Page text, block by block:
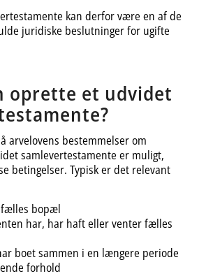
kan derfor være en af de
juridiske beslutninger for ugifte
oprette et udvidet
arvelovens bestemmelser om
samlevertestamente er muligt,
betingelser. Typisk er det relevant
fælles bopæl
har, har haft eller venter fælles
boet sammen i en længere periode
forhold